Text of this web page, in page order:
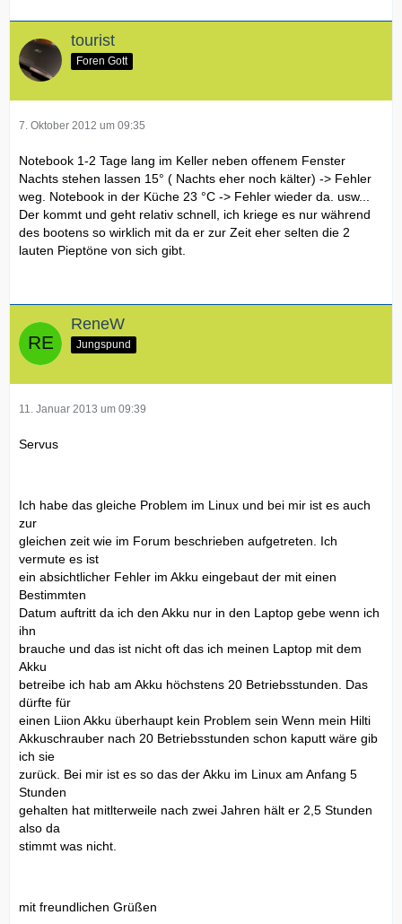
tourist
Foren Gott
7. Oktober 2012 um 09:35
Notebook 1-2 Tage lang im Keller neben offenem Fenster
Nachts stehen lassen 15° ( Nachts eher noch kälter) -> Fehler
weg. Notebook in der Küche 23 °C -> Fehler wieder da. usw...
Der kommt und geht relativ schnell, ich kriege es nur während
des bootens so wirklich mit da er zur Zeit eher selten die 2
lauten Pieptöne von sich gibt.
ReneW
Jungspund
11. Januar 2013 um 09:39
Servus
Ich habe das gleiche Problem im Linux und bei mir ist es auch
zur
gleichen zeit wie im Forum beschrieben aufgetreten. Ich
vermute es ist
ein absichtlicher Fehler im Akku eingebaut der mit einen
Bestimmten
Datum auftritt da ich den Akku nur in den Laptop gebe wenn ich
ihn
brauche und das ist nicht oft das ich meinen Laptop mit dem
Akku
betreibe ich hab am Akku höchstens 20 Betriebsstunden. Das
dürfte für
einen Liion Akku überhaupt kein Problem sein Wenn mein Hilti
Akkuschrauber nach 20 Betriebsstunden schon kaputt wäre gib
ich sie
zurück. Bei mir ist es so das der Akku im Linux am Anfang 5
Stunden
gehalten hat mitlterweile nach zwei Jahren hält er 2,5 Stunden
also da
stimmt was nicht.
mit freundlichen Grüßen